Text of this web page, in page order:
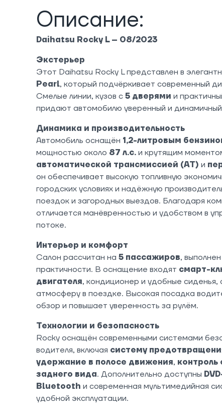
Описание:
Daihatsu Rocky L – 08/2023
Экстерьер
Этот Daihatsu Rocky L представлен в
Pearl, который подчёркивает современный
Смелые линии, кузов с 5 дверями и
придают автомобилю уверенный и
Динамика и производительность
Автомобиль оснащён 1,2-литровым
мощностью около 87 л.с. и крутящим
автоматической трансмиссией (AT) и
он обеспечивает высокую топливную
городских условиях и надёжную
поездок и загородных выездов. Благодаря
отличается манёвренностью и удобством в
потоке.
Интерьер и комфорт
Салон рассчитан на 5 пассажиров,
практичности. В оснащение входят смарт-
двигателя, кондиционер и удобные
атмосферу в поездке. Высокая посадка
обзор и повышает уверенность за рулём.
Технологии и безопасность
Rocky оснащён современными системами
водителя, включая систему
удержание в полосе движения, контроль
заднего вида. Дополнительно доступны
Bluetooth и современная мультимедийная
удобной эксплуатации.